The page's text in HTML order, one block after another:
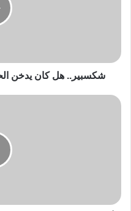
شكسبير.. هل كان يدخن